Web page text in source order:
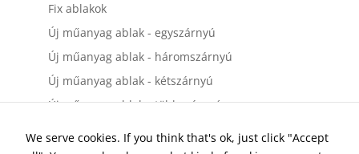
Fix ablakok
Új műanyag ablak - egyszárnyú
Új műanyag ablak - háromszárnyú
Új műanyag ablak - kétszárnyú
Új műanyag ablak - többszárnyú
Új műanyag bejárati ajtó - egyszárnyú
We serve cookies. If you think that's ok, just click "Accept